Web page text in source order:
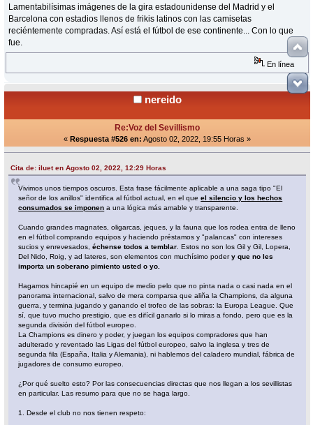
Lamentabilísimas imágenes de la gira estadounidense del Madrid y el
Barcelona con estadios llenos de frikis latinos con las camisetas
reciéntemente compradas. Así está el fútbol de ese continente... Con lo que
fue.
En línea
nereido
Re:Voz del Sevillismo
« Respuesta #526 en: Agosto 02, 2022, 19:55 Horas »
Cita de: iluet en Agosto 02, 2022, 12:29 Horas
Vivimos unos tiempos oscuros. Esta frase fácilmente aplicable a una saga tipo "El
señor de los anillos" identifica al fútbol actual, en el queel silencio y los hechos
consumados se imponen a una lógica más amable y transparente.
Cuando grandes magnates, oligarcas, jeques, y la fauna que los rodea entra de lleno
en el fútbol comprando equipos y haciendo préstamos y "palancas" con intereses
sucios y enrevesados,échense todos a temblar . Estos no son los Gil y Gil, Lopera,
Del Nido, Roig, y ad lateres, son elementos con muchísimo podery que no les
importa un soberano pimiento usted o yo.
Hagamos hincapié en un equipo de medio pelo que no pinta nada o casi nada en el
panorama internacional, salvo de mera comparsa que aliña la Champions, da alguna
guerra, y termina jugando y ganando el trofeo de las sobras: la Europa League. Que
sí, que tuvo mucho prestigio, que es difícil ganarlo si lo miras a fondo, pero que es la
segunda división del fútbol europeo.
La Champions es dinero y poder, y juegan los equipos compradores que han
adulterado y reventado las Ligas del fútbol europeo, salvo la inglesa y tres de
segunda fila (España, Italia y Alemania), ni hablemos del caladero mundial, fábrica de
jugadores de consumo europeo.
¿Por qué suelto esto? Por las consecuencias directas que nos llegan a los sevillistas
en particular. Las resumo para que no se haga largo.
1. Desde el club no nos tienen respeto: